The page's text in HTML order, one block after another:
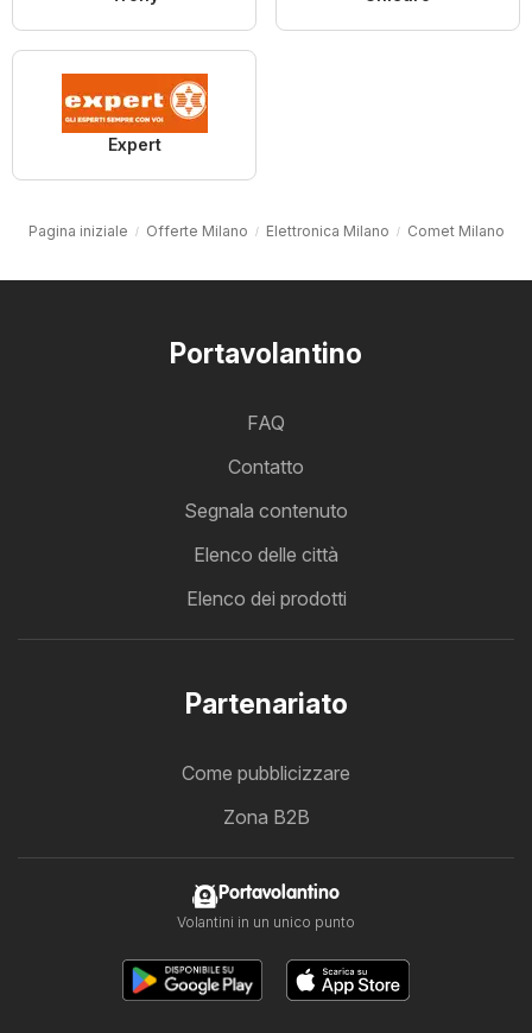
Expert
Pagina iniziale Offerte Milano Elettronica Milano Comet Milano
Portavolantino
FAQ
Contatto
Segnala contenuto
Elenco delle città
Elenco dei prodotti
Partenariato
Come pubblicizzare
Zona B2B
Portavolantino
Volantini in un unico punto